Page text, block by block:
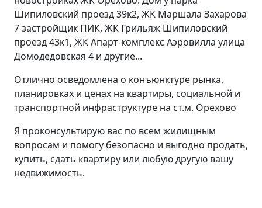
Шипиловский проезд 39к2, ЖК Маршала Захарова
7 застройщик ПИК, ЖК Грильяж Шипиловский
проезд 43к1, ЖК Апарт-комплекс Аэровилла улица
Домодедовская 4 и другие...
Отлично осведомлена о конъюнктуре рынка,
планировках и ценах на квартиры, социальной и
транспортной инфраструктуре на ст.м. Орехово
Я проконсультирую вас по всем жилищным
вопросам и помогу безопасно и выгодно продать,
купить, сдать квартиру или любую другую вашу
недвижимость.